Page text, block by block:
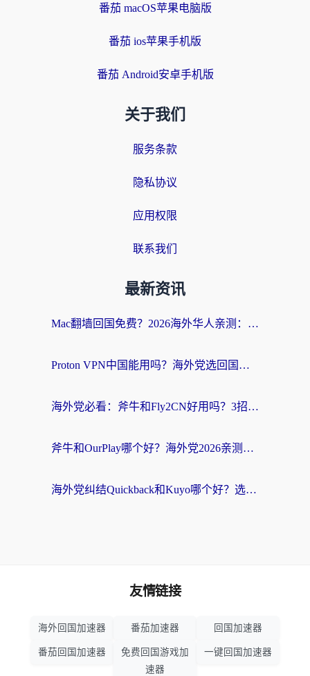
番茄 macOS苹果电脑版
番茄 ios苹果手机版
番茄 Android安卓手机版
关于我们
服务条款
隐私协议
应用权限
联系我们
最新资讯
Mac翻墙回国免费？2026海外华人亲测：从CCTV5直播到国内APP，这样选加速器才靠谱
Proton VPN中国能用吗？海外党选回国加速器的避坑指南（附番茄加速器实测）
海外党必看：斧牛和Fly2CN好用吗？3招教你选对回国加速器（附免费试用攻略）
斧牛和OurPlay哪个好？海外党2026亲测：选对加速器，国内资源秒加载
海外党纠结Quickback和Kuyo哪个好？选对回国加速器才能无缝刷国内资源
友情链接
海外回国加速器 番茄加速器 回国加速器
番茄回国加速器
免费回国游戏加
速器
一键回国加速器